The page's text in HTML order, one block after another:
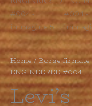
Home / Borse firmate
ENGINEERED #004
Levi’s